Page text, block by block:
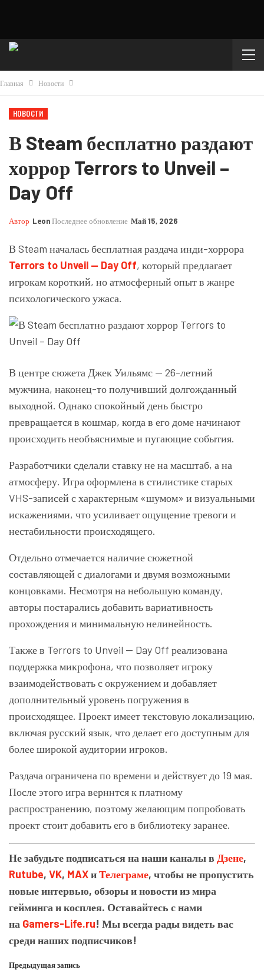
Главная Новости
НОВОСТИ
В Steam бесплатно раздают
хоррор Terrors to Unveil –
Day Off
Автор LeonПоследнее обновление Май 15, 2026
В Steam началась бесплатная раздача инди-хоррора
Terrors to Unveil — Day Off, который предлагает
игрокам короткий, но атмосферный опыт в жанре
психологического ужаса.
В центре сюжета Джек Уильямс — 26-летний
мужчина, наконец-то получивший долгожданный
выходной. Однако спокойный день быстро
превращается в кошмар, когда в его доме начинают
происходить необъяснимые и пугающие события.
Разработчики сделали ставку не на масштаб, а на
атмосферу. Игра оформлена в стилистике старых
VHS-записей с характерным «шумом» и визуальными
искажениями, что усиливает ощущение тревоги и
нестабильности происходящего.
Отдельно отмечается наличие сюжетной
составляющей с диалогами и двумя возможными
концовками. Несмотря на небольшую команду,
авторы постарались добавить вариативность
прохождения и минимальную нелинейность.
Также в Terrors to Unveil — Day Off реализована
поддержка микрофона, что позволяет игроку
взаимодействовать с окружением и добавляет
дополнительный уровень погружения в
происходящее. Проект имеет текстовую локализацию,
включая русский язык, что делает его доступным для
более широкой аудитории игроков.
Раздача ограничена по времени и действует до 19 мая.
После этого игра верннтся к платному
распространению, поэтому желающим попробовать
проект стоит добавить его в библиотеку заранее.
Не забудьте подписаться на наши каналы в Дзене,
Rutube, VK, MAXиТелеграме, чтобы не пропустить
новые интервью, обзоры и новости из мира
гейминга и косплея. Оставайтесь с нами
на Gamers-Life.ru! Мы всегда рады видеть вас
среди наших подписчиков!
Предыдущая запись